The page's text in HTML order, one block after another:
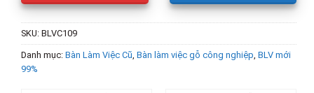
SKU: BLVC109
Danh mục: Bàn Làm Việc Cũ, Bàn làm việc gỗ công nghiệp, BLV mới
99%